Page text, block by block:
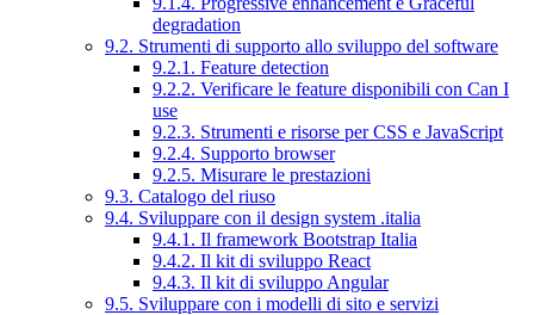
degradation
9.2. Strumenti di supporto allo sviluppo del software
9.2.1. Feature detection
9.2.2. Verificare le feature disponibili con Can I
use
9.2.3. Strumenti e risorse per CSS e JavaScript
9.2.4. Supporto browser
9.2.5. Misurare le prestazioni
9.3. Catalogo del riuso
9.4. Sviluppare con il design system .italia
9.4.1. Il framework Bootstrap Italia
9.4.2. Il kit di sviluppo React
9.4.3. Il kit di sviluppo Angular
9.5. Sviluppare con i modelli di sito e servizi